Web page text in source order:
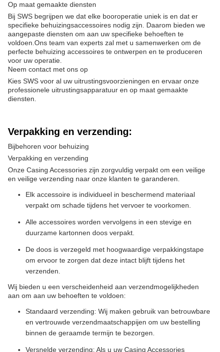
Op maat gemaakte diensten
Bij SWS begrijpen we dat elke booroperatie uniek is en dat er
specifieke behuizingsaccessoires nodig zijn. Daarom bieden we
aangepaste diensten om aan uw specifieke behoeften te
voldoen.Ons team van experts zal met u samenwerken om de
perfecte behuizing accessoires te ontwerpen en te produceren
voor uw operatie.
Neem contact met ons op
Kies SWS voor al uw uitrustingsvoorzieningen en ervaar onze
professionele uitrustingsapparatuur en op maat gemaakte
diensten.
Verpakking en verzending:
Bijbehoren voor behuizing
Verpakking en verzending
Onze Casing Accessories zijn zorgvuldig verpakt om een veilige
en veilige verzending naar onze klanten te garanderen.
Elk accessoire is individueel in beschermend materiaal
verpakt om schade tijdens het vervoer te voorkomen.
Alle accessoires worden vervolgens in een stevige en
duurzame kartonnen doos verpakt.
De doos is verzegeld met hoogwaardige verpakkingstape
om ervoor te zorgen dat deze intact blijft tijdens het
verzenden.
Wij bieden u een verscheidenheid aan verzendmogelijkheden
aan om aan uw behoeften te voldoen:
Standaard verzending: Wij maken gebruik van betrouwbare
en vertrouwde verzendmaatschappijen om uw bestelling
binnen de geraamde termijn te bezorgen.
Versnelde verzending: Als u uw Casing Accessories